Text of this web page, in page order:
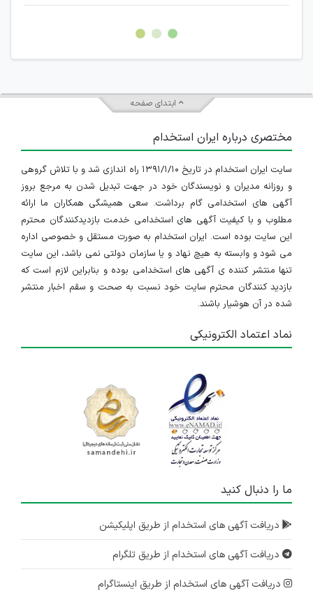
غیر مجاز می باشد.
امکان هماهنگی برای هرگونه ملاقات حضوری چه به صورت دسته
ابتدای صفحه
مختصری درباره ایران استخدام
سایت ایران استخدام در تاریخ ۱۳۹۱/۱/۱۰ راه اندازی شد و با تلاش گروهی
و روزانه مدیران و نویسندگان خود در جهت تبدیل شدن به مرجع بروز
آگهی های استخدامی گام برداشت. سعی همیشگی همکاران ما ارائه
مطلوب و با کیفیت آگهی های استخدامی خدمت بازدیدکنندگان محترم
این سایت بوده است. ایران استخدام به صورت مستقل و خصوصی اداره
می شود و وابسته به هیچ نهاد و یا سازمان دولتی نمی باشد، این سایت
تنها منتشر کننده ی آگهی های استخدامی بوده و بنابراین لازم است که
بازدید کنندگان محترم سایت خود نسبت به صحت و سقم اخبار منتشر
شده در آن هوشیار باشند.
نماد اعتماد الکترونیکی
ما را دنبال کنید
دریافت آگهی های استخدام از طریق اپلیکیشن
دریافت آگهی های استخدام از طریق تلگرام
دریافت آگهی های استخدام از طریق اینستاگرام